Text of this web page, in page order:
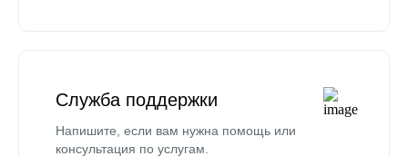
Служба поддержки
Напишите, если вам нужна помощь или
консультация по услугам.